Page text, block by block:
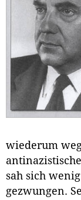
wiederum
sah sich
gezwungen.